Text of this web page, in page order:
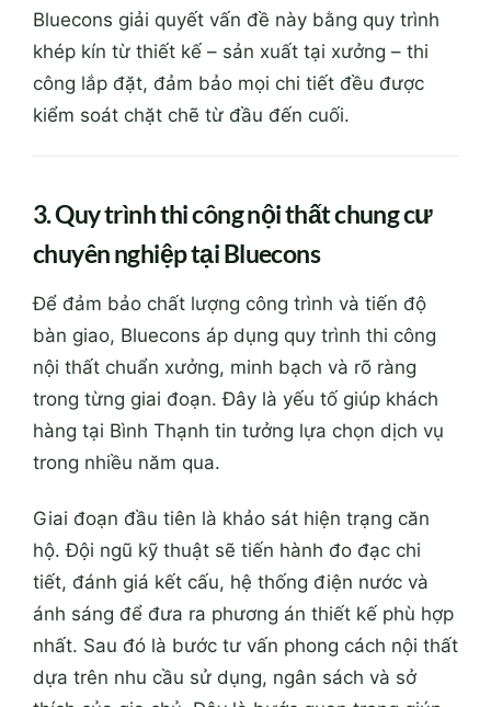
Bluecons giải quyết vấn đề này bằng quy trình
khép kín từ thiết kế – sản xuất tại xưởng – thi
công lắp đặt, đảm bảo mọi chi tiết đều được
kiểm soát chặt chẽ từ đầu đến cuối.
3. Quy trình thi công nội thất chung cư
chuyên nghiệp tại Bluecons
Để đảm bảo chất lượng công trình và tiến độ
bàn giao, Bluecons áp dụng quy trình thi công
nội thất chuẩn xưởng, minh bạch và rõ ràng
trong từng giai đoạn. Đây là yếu tố giúp khách
hàng tại Bình Thạnh tin tưởng lựa chọn dịch vụ
trong nhiều năm qua.
Giai đoạn đầu tiên là khảo sát hiện trạng căn
hộ. Đội ngũ kỹ thuật sẽ tiến hành đo đạc chi
tiết, đánh giá kết cấu, hệ thống điện nước và
ánh sáng để đưa ra phương án thiết kế phù hợp
nhất. Sau đó là bước tư vấn phong cách nội thất
dựa trên nhu cầu sử dụng, ngân sách và sở